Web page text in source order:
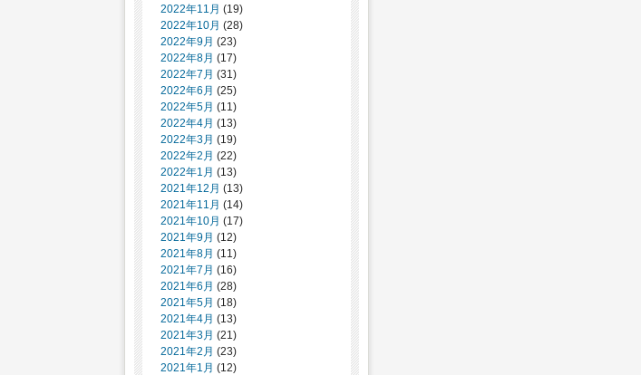
2022年11月 (19)
2022年10月 (28)
2022年9月 (23)
2022年8月 (17)
2022年7月 (31)
2022年6月 (25)
2022年5月 (11)
2022年4月 (13)
2022年3月 (19)
2022年2月 (22)
2022年1月 (13)
2021年12月 (13)
2021年11月 (14)
2021年10月 (17)
2021年9月 (12)
2021年8月 (11)
2021年7月 (16)
2021年6月 (28)
2021年5月 (18)
2021年4月 (13)
2021年3月 (21)
2021年2月 (23)
2021年1月 (12)